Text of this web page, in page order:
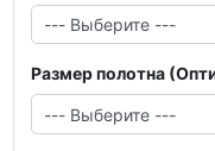
Размер полотна